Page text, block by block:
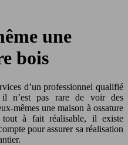
une
bois
d’un professionnel qualifié
il n’est pas rare de voir des
mêmes une maison à ossature
à fait réalisable, il existe
pour assurer sa réalisation